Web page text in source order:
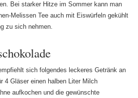
Bei starker Hitze im Sommer kann man
Melissen Tee auch mit Eiswürfeln gekühlt
zu sich nehmen.
sich folgendes leckeres Getränk an
4 Gläser einen halben Liter Milch
aufkochen und die gewünschte